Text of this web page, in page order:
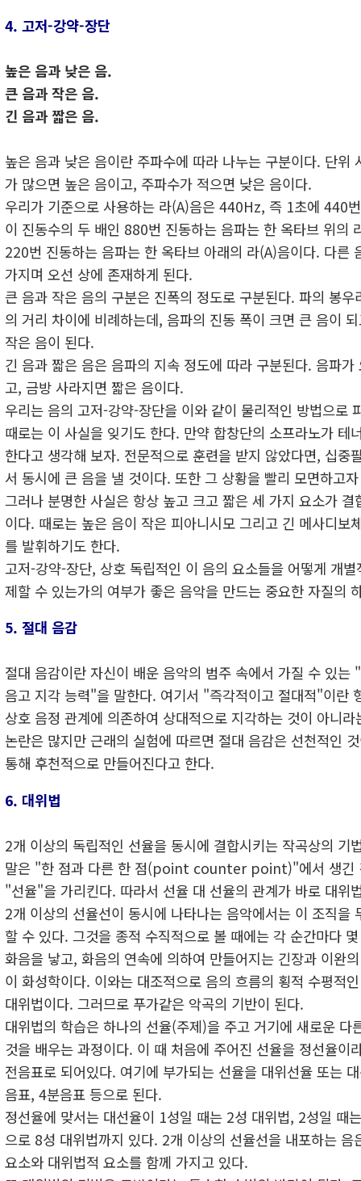
4. 고저-강약-장단
높은 음과 낮은 음.
큰 음과 작은 음.
긴 음과 짧은 음.
높은 음과 낮은 음이란 주파수에 따라 나누는 구분이다. 단위
가 많으면 높은 음이고, 주파수가 적으면 낮은 음이다.
우리가 기준으로 사용하는 라(A)음은 440Hz, 즉 1초에 440
이 진동수의 두 배인 880번 진동하는 음파는 한 옥타브 위의
220번 진동하는 음파는 한 옥타브 아래의 라(A)음이다. 다른
가지며 오선 상에 존재하게 된다.
큰 음과 작은 음의 구분은 진폭의 정도로 구분된다. 파의 봉우
의 거리 차이에 비례하는데, 음파의 진동 폭이 크면 큰 음이
작은 음이 된다.
긴 음과 짧은 음은 음파의 지속 정도에 따라 구분된다. 음파
고, 금방 사라지면 짧은 음이다.
우리는 음의 고저-강약-장단을 이와 같이 물리적인 방법으로
때로는 이 사실을 잊기도 한다. 만약 합창단의 소프라노가 테
한다고 생각해 보자. 전문적으로 훈련을 받지 않았다면, 십중
서 동시에 큰 음을 낼 것이다. 또한 그 상황을 빨리 모면하고
그러나 분명한 사실은 항상 높고 크고 짧은 세 가지 요소가 결
이다. 때로는 높은 음이 작은 피아니시모 그리고 긴 메사디보
를 발휘하기도 한다.
고저-강약-장단, 상호 독립적인 이 음의 요소들을 어떻게 개
제할 수 있는가의 여부가 좋은 음악을 만드는 중요한 자질의
5. 절대 음감
절대 음감이란 자신이 배운 음악의 범주 속에서 가질 수 있는
음고 지각 능력"을 말한다. 여기서 "즉각적이고 절대적"이란
상호 음정 관계에 의존하여 상대적으로 지각하는 것이 아니라
논란은 많지만 근래의 실험에 따르면 절대 음감은 선천적인
통해 후천적으로 만들어진다고 한다.
6. 대위법
2개 이상의 독립적인 선율을 동시에 결합시키는 작곡상의 기
말은 "한 점과 다른 한 점(point counter point)"에서 생긴
"선율"을 가리킨다. 따라서 선율 대 선율의 관계가 바로 대위
2개 이상의 선율선이 동시에 나타나는 음악에서는 이 조직을
할 수 있다. 그것을 종적 수직적으로 볼 때에는 각 순간마다
화음을 낳고, 화음의 연속에 의하여 만들어지는 긴장과 이완
이 화성학이다. 이와는 대조적으로 음의 흐름의 횡적 수평적
대위법이다. 그러므로 푸가같은 악곡의 기반이 된다.
대위법의 학습은 하나의 선율(주제)을 주고 거기에 새로운 다
것을 배우는 과정이다. 이 때 처음에 주어진 선율을 정선율이
전음표로 되어있다. 여기에 부가되는 선율을 대위선율 또는
음표, 4분음표 등으로 된다.
정선율에 맞서는 대선율이 1성일 때는 2성 대위법, 2성일 때
으로 8성 대위법까지 있다. 2개 이상의 선율선을 내포하는 음
요소와 대위법적 요소를 함께 가지고 있다.